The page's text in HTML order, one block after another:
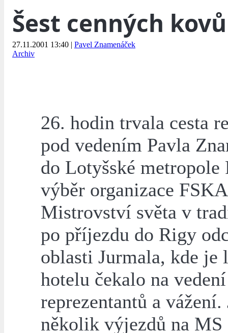
Šest cenných kovů
27.11.2001 13:40 | Pavel Znamenáček
Archiv
26. hodin trvala cesta
pod vedením Pavla
do Lotyšské
výběr organizace
Mistrovství světa v
po příjezdu do Rigy
oblasti Jurmala, kde je
hotelu čekalo na
reprezentantů a
několik výjezdů na